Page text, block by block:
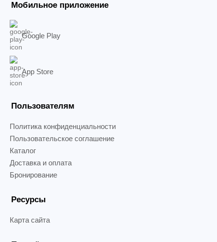
Мобильное приложение
Google Play
App Store
Пользователям
Политика конфиденциальности
Пользовательское соглашение
Каталог
Доставка и оплата
Бронирование
Ресурсы
Карта сайта